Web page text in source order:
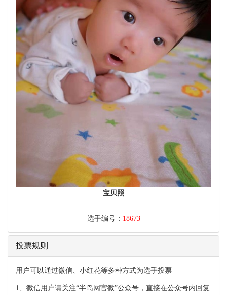
宝贝照
选手编号： 18673
投票规则
用户可以通过微信、小红花等多种方式为选手投票
1、 微信用户请关注“半岛网官微”公众号，直接在公众号内回复